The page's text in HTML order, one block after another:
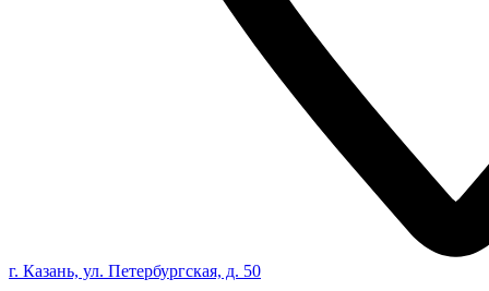
г. Казань, ул. Петербургская, д. 50